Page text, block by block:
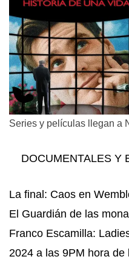
Series y películas llegan a
DOCUMENTALES Y
La final: Caos en
El Guardián de las
Franco Escamilla:
2024 a las 9PM hora de